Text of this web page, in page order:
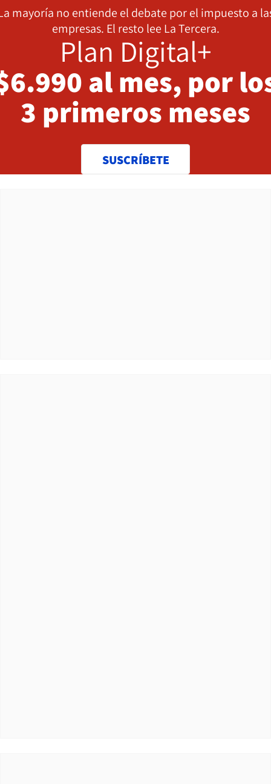
mayoría no entiende el debate por el impuesto a
empresas. El resto lee La Tercera.
Plan Digital+
al mes, por
3 primeros meses
SUSCRÍBETE